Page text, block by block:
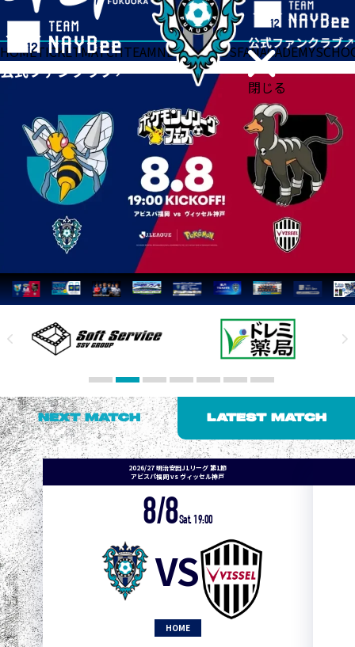
閉じる
HOMETICKETMATCHTEAMNEWSGOODSFANACADEMY
NEXT MATCH LATEST MATCH
2026/27 明治安田J1リーグ 第1節
アビスパ福岡 vs ヴィッセル神戸
8/8Sat. 19:00
VS
HOME